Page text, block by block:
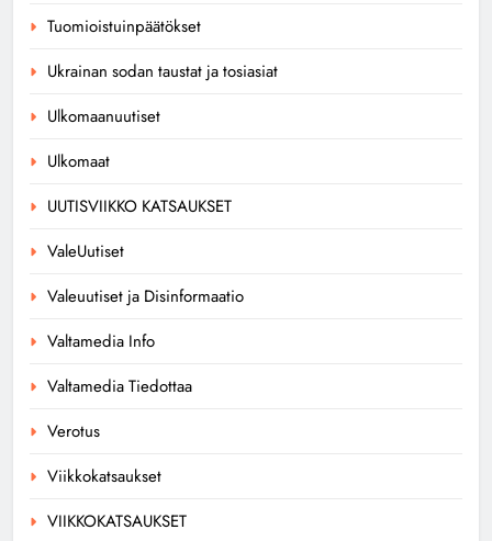
Tuomioistuinpäätökset
Ukrainan sodan taustat ja tosiasiat
Ulkomaanuutiset
Ulkomaat
UUTISVIIKKO KATSAUKSET
ValeUutiset
Valeuutiset ja Disinformaatio
Valtamedia Info
Valtamedia Tiedottaa
Verotus
Viikkokatsaukset
VIIKKOKATSAUKSET